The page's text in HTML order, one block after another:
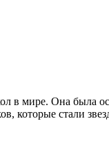
в мире. Она была
которые стали